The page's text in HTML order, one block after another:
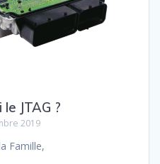
le JTAG ?
2019
Famille,